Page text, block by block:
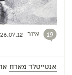
19 איור 26.07.12
אנטייטלד מארח